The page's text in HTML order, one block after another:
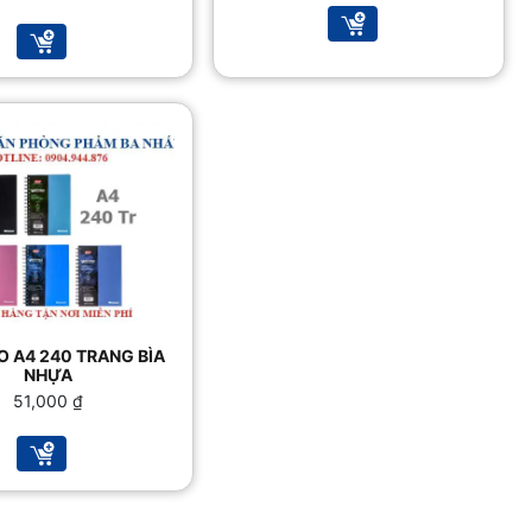
là:
27,000 ₫.
tại
là:
A4 240 TRANG BÌA
NHỰA
51,000 ₫